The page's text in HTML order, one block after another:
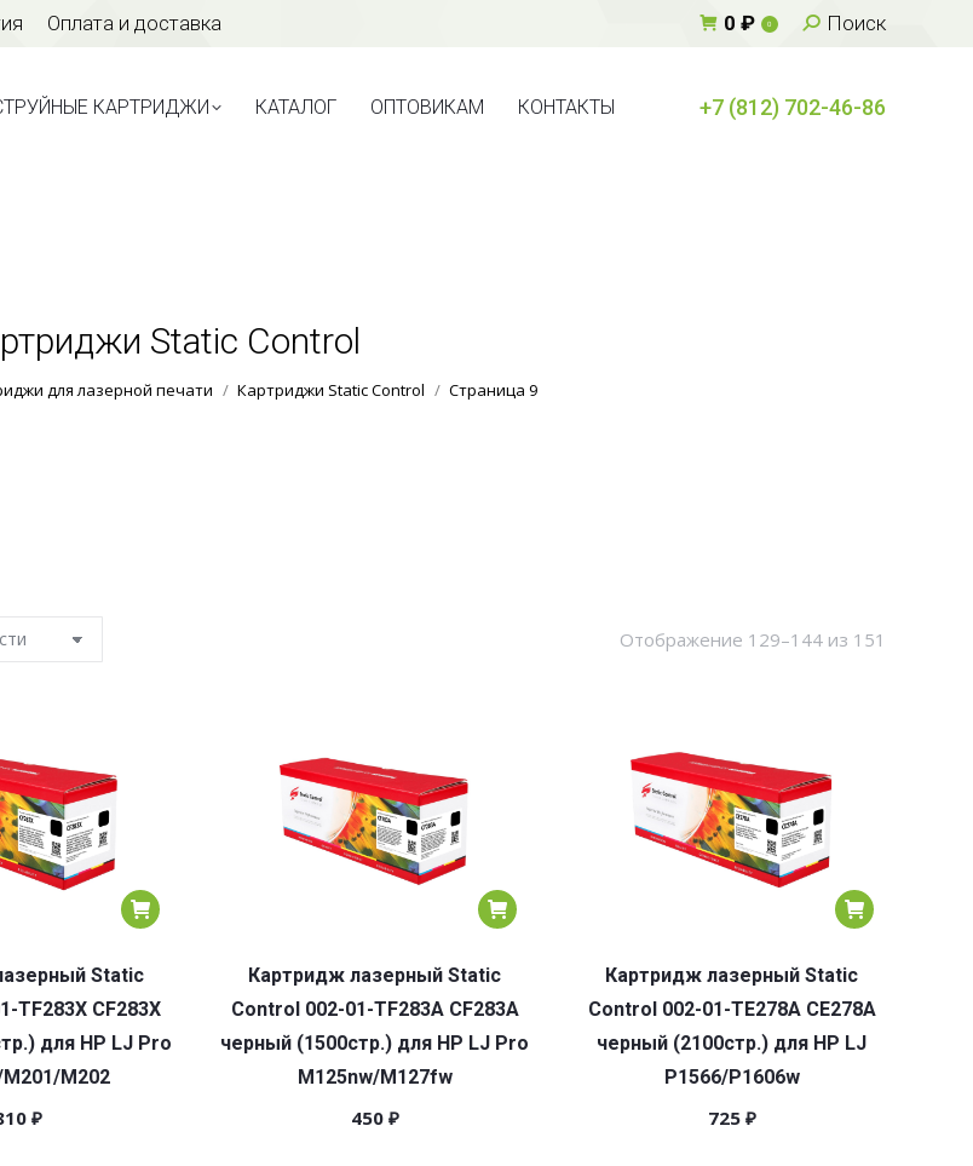
Оплата и доставка 0 ₽ 0 Поиск:
Поиск
КАРТРИДЖИ КАТАЛОГ ОПТОВИКАМ КОНТАКТЫ +7 (812) 702-46-86
Static Control
для лазерной печати Картриджи Static Control Страница 9
Отображение 129–144 из 151
Static
TF283X CF283X
для HP LJ Pro
M202
₽
Картридж лазерный Static
Control 002-01-TF283A CF283A
черный (1500стр.) для HP LJ Pro
M125nw/M127fw
450 ₽
Картридж лазерный Static
Control 002-01-TE278A CE278A
черный (2100стр.) для HP LJ
P1566/P1606w
725 ₽